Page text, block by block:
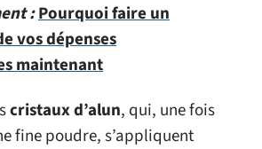
:Pourquoi faire un
vos dépenses
maintenant
cristaux d’alun, qui, une fois
fine poudre, s’appliquent